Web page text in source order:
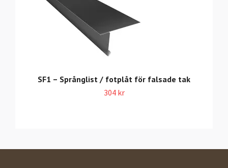
SF1 – Språnglist / fotplåt för falsade tak
304 kr